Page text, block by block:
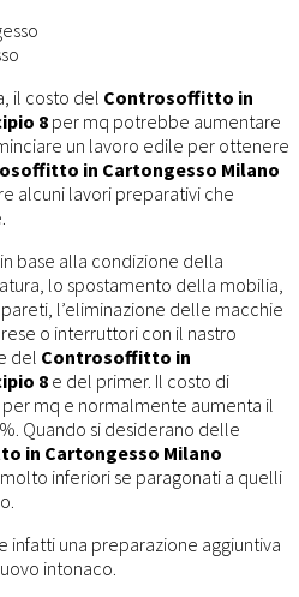
il costo del Controsoffitto in
8 per mq potrebbe aumentare
un lavoro edile per ottenere
in Cartongesso Milano
alcuni lavori preparativi che
base alla condizione della
lo spostamento della mobilia,
l’eliminazione delle macchie
o interruttori con il nastro
del Controsoffitto in
8 e del primer. Il costo di
mq e normalmente aumenta il
Quando si desiderano delle
in Cartongesso Milano
molto inferiori se paragonati a quelli
infatti una preparazione aggiuntiva
intonaco.